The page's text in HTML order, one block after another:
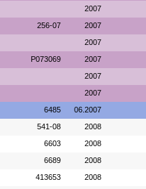
2007
256-07 2007
2007
P073069 2007
2007
2007
6485 06.2007
541-08 2008
6603 2008
6689 2008
413653 2008